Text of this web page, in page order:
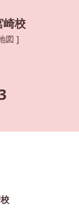
崎校
図 ]